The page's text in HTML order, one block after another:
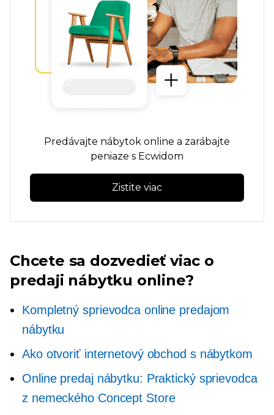
Predávajte nábytok online a zarábajte
peniaze s Ecwidom
Zistite viac
Chcete sa dozvedieť viac o
predaji nábytku online?
Kompletný sprievodca online predajom
nábytku
Ako otvoriť internetový obchod s nábytkom
Online predaj nábytku: Praktický sprievodca
z nemeckého Concept Store